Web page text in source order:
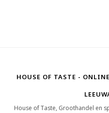
HOUSE OF TASTE -
House of Taste, Groothandel en